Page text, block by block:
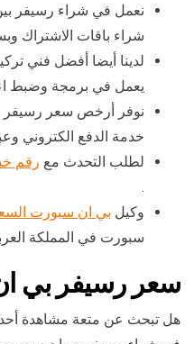
نعمل في شراء رسيفر
شراء باقات الاشتراك
لدينا أيضا أفضل فني
يعمل في برمجة وضبط
نوفر أرخص سعر رسيفر
خدمة الدفع الكتروني
لطلب التحدث مع رقم
.
وكيل بي ان سبورت
سبورت في المملكة
سعر رسيفر بي
هل تبحث عن متعة مشاهدة